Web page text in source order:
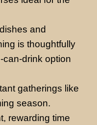
and
is thoughtfully
can-drink option
gatherings like
season.
rewarding time